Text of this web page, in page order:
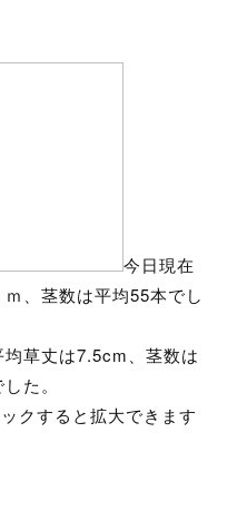
今日現在
、茎数は平均55本でし
草丈は7.5cm、茎数は
た。
クすると拡大できます